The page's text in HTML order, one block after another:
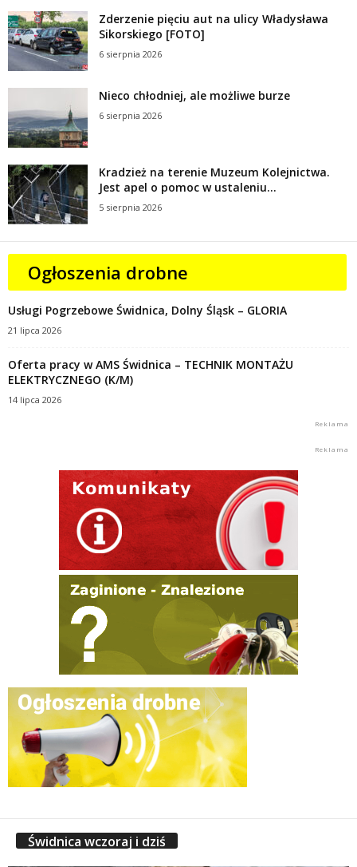
Zderzenie pięciu aut na ulicy Władysława
Sikorskiego [FOTO]
6 sierpnia 2026
Nieco chłodniej, ale możliwe burze
6 sierpnia 2026
Kradzież na terenie Muzeum Kolejnictwa.
Jest apel o pomoc w ustaleniu...
5 sierpnia 2026
Ogłoszenia drobne
Usługi Pogrzebowe Świdnica, Dolny Śląsk – GLORIA
21 lipca 2026
Oferta pracy w AMS Świdnica – TECHNIK MONTAŻU
ELEKTRYCZNEGO (K/M)
14 lipca 2026
Świdnica wczoraj i dziś